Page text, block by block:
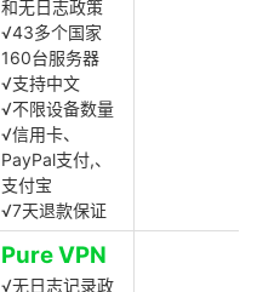
和无日志政策
√43多个国家
160台服务器
√支持中文
√不限设备数量
√信用卡、
PayPal支付,、
支付宝
√7天退款保证
Pure VPN
√无日志记录政